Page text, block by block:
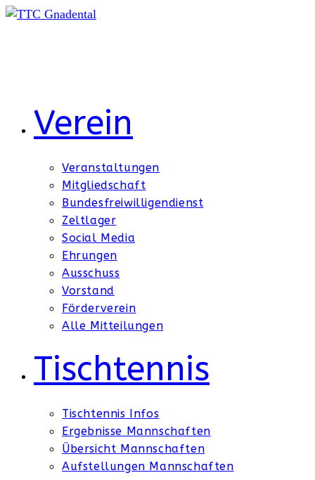
Zum
Verein
Veranstaltungen
Mitgliedschaft
Bundesfreiwilligendienst
Zeltlager
Social Media
Ehrungen
Ausschuss
Vorstand
Förderverein
Alle Mitteilungen
Tischtennis
Tischtennis Infos
Ergebnisse Mannschaften
Übersicht Mannschaften
Aufstellungen Mannschaften